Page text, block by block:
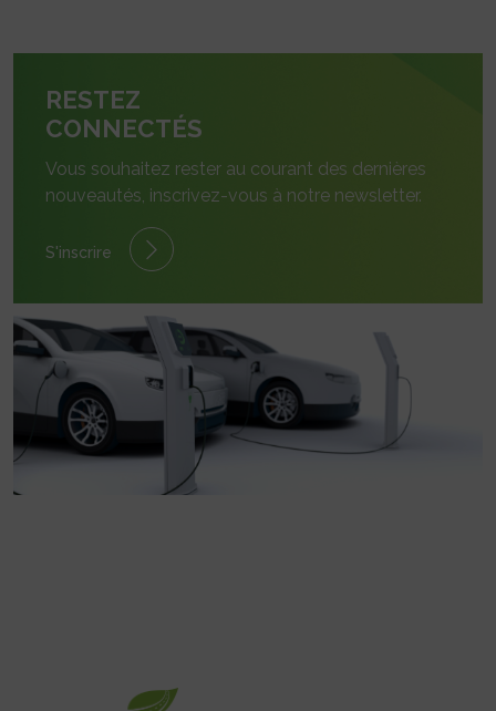
RESTEZ
CONNECTÉS
Vous souhaitez rester au courant des dernières
nouveautés, inscrivez-vous à notre newsletter.
S'inscrire